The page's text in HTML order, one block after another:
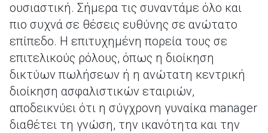
ουσιαστική. Σήμερα τις συναντάμε όλο και
πιο συχνά σε θέσεις ευθύνης σε ανώτατο
επίπεδο. Η επιτυχημένη πορεία τους σε
επιτελικούς ρόλους, όπως η διοίκηση
δικτύων πωλήσεων ή η ανώτατη κεντρική
διοίκηση ασφαλιστικών εταιριών,
αποδεικνύει ότι η σύγχρονη γυναίκα manager
διαθέτει τη γνώση, την ικανότητα και την